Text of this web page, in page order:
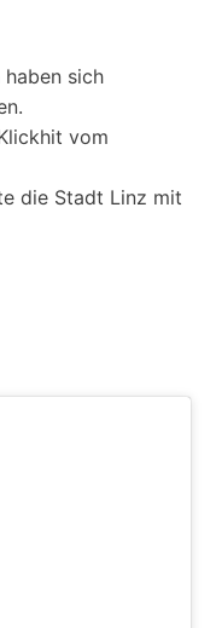
haben sich
vom
die Stadt Linz mit